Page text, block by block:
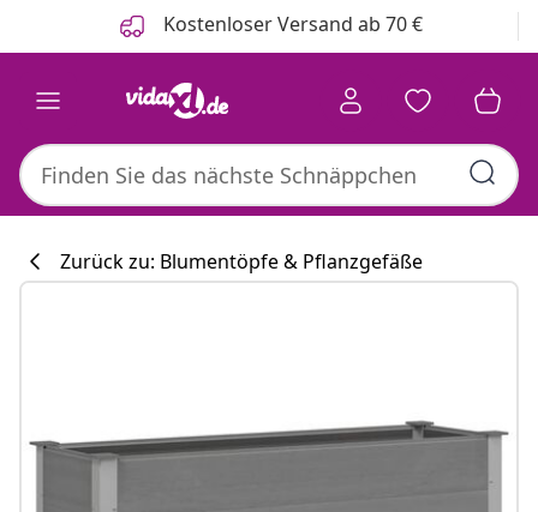
Kostenloser Versand ab 70 €
Zurück zu: Blumentöpfe & Pflanzgefäße